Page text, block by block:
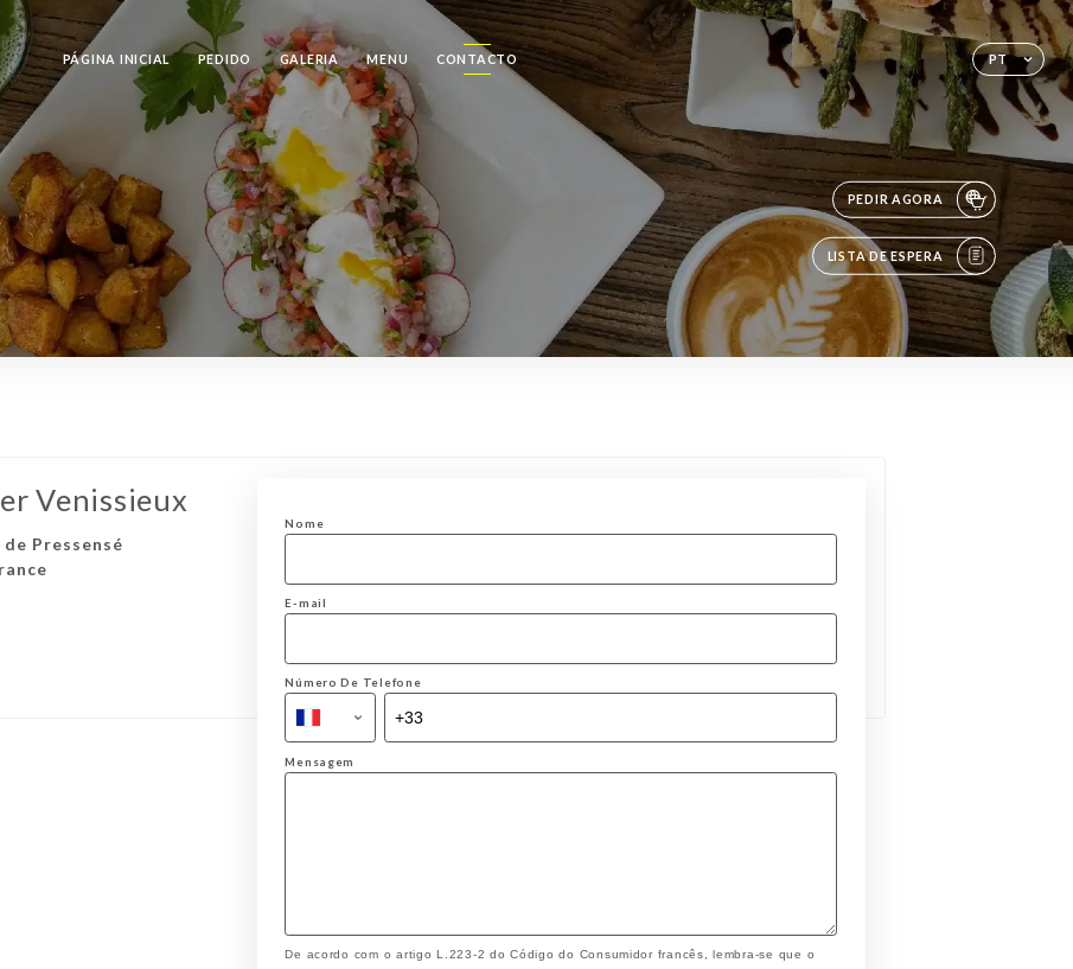
PT
PÁGINA INICIAL PEDIDO GALERIA MENU CONTACTO
PEDIR AGORA
LISTA DE ESPERA
Venissieux
Pressensé
Nome
E-mail
Número De Telefone
Mensagem
De acordo com o artigo L.223-2 do Código do Consumidor francês, lembra-se que o